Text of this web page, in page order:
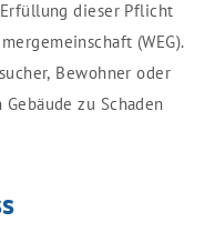
dieser Pflicht
(WEG).
Bewohner oder
zu Schaden